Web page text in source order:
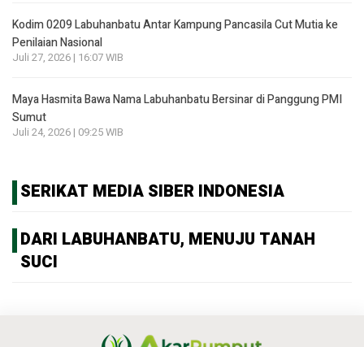
Kodim 0209 Labuhanbatu Antar Kampung Pancasila Cut Mutia ke
Penilaian Nasional
Juli 27, 2026 | 16:07 WIB
Maya Hasmita Bawa Nama Labuhanbatu Bersinar di Panggung PMI
Sumut
Juli 24, 2026 | 09:25 WIB
SERIKAT MEDIA SIBER INDONESIA
DARI LABUHANBATU, MENUJU TANAH
SUCI